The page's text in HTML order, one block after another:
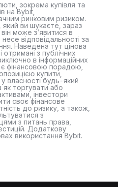
зокрема купівля та
на Bybit,
ринковим ризиком.
ви шукаєте, зараз
може з’явитися в
відповідальності за
Наведена тут цінова
отримані з публічних
в інформаційних
фінансовою порадою,
купити,
власності будь-який
торгувати або
інвестори
своє фінансове
до ризику, а також,
з
з питань права,
Додаткову
використання Bybit.